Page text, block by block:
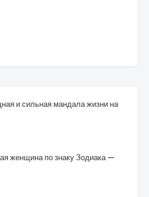
и сильная мандала жизни на
женщина по знаку Зодиака —